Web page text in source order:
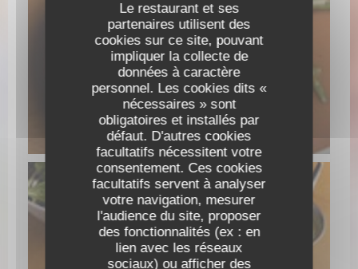
Le restaurant et ses
partenaires utilisent des
cookies sur ce site, pouvant
impliquer la collecte de
données à caractère
personnel. Les cookies dits «
nécessaires » sont
obligatoires et installés par
défaut. D'autres cookies
facultatifs nécessitent votre
consentement. Ces cookies
facultatifs servent à analyser
votre navigation, mesurer
l'audience du site, proposer
des fonctionnalités (ex : en
lien avec les réseaux
sociaux) ou afficher des
BAR A LA PLANCHA